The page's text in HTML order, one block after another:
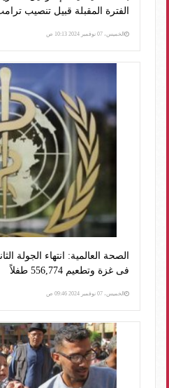
الفترة المقبلة قبيل تنصيب
الخميس، 07 نوفمبر 2024 10:13 ص
الصحة العالمية: انتهاء الجولة
فى غزة وتطعيم 556,774 طفلاً
الخميس، 07 نوفمبر 2024 09:46 ص